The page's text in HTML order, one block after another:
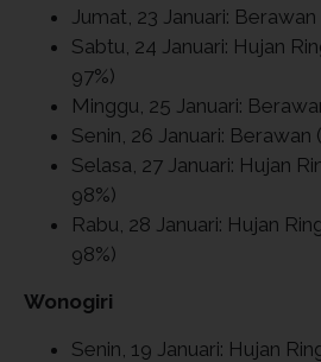
Jumat, 23 Januari:
Sabtu, 24 Januari: Hujan
97%)
Minggu, 25 Januari:
Senin, 26 Januari: Berawan
Selasa, 27 Januari: Hujan
98%)
Rabu, 28 Januari: Hujan
98%)
Wonogiri
Senin, 19 Januari: Hujan